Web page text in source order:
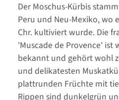
Der Moschus-Kürbis
Peru und Neu-Mexiko, wo
Chr. kultiviert wurde. Die
'Muscade de Provence' ist
bekannt und gehört wohl
und delikatesten
plattrunden Früchte mit
Rippen sind dunkelgrün